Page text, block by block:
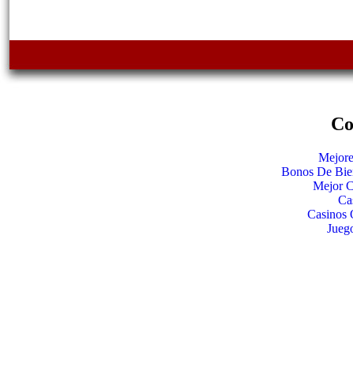
Bonos De
Mejor
Casinos